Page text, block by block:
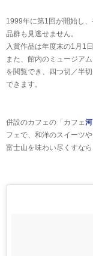
1999年に第1回が開始し
品群も見逃せません。
入賞作品は年度末の1月1
また、館内のミュージア
を閲覧でき、四つ切／半
できます。
併設のカフェの「カフェ
フェで、和洋のスイーツ
富士山を味わい尽くすな